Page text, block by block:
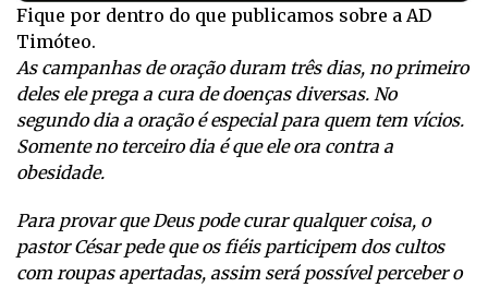
Fique por dentro do que publicamos sobre a AD
Timóteo.
As campanhas de oração duram três dias, no primeiro
deles ele prega a cura de doenças diversas. No
segundo dia a oração é especial para quem tem vícios.
Somente no terceiro dia é que ele ora contra a
obesidade.
Para provar que Deus pode curar qualquer coisa, o
pastor César pede que os fiéis participem dos cultos
com roupas apertadas, assim será possível perceber o